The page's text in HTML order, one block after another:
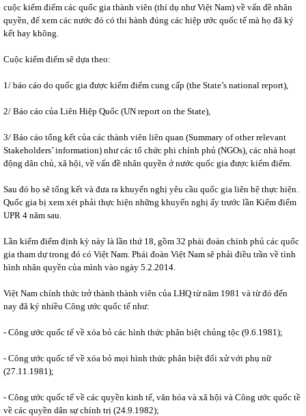
cuộc kiểm điểm các quốc gia thành viên (thí dụ như Việt Nam) về vấn đề nhân
quyền, để xem các nước đó có thi hành đúng các hiệp ước quốc tế mà họ đã ký
kết hay không.
Cuộc kiểm điểm sẽ dựa theo:
1/ báo cáo do quốc gia được kiểm điểm cung cấp (the State’s national report),
2/ Báo cáo của Liên Hiệp Quốc (UN report on the State),
3/ Báo cáo tổng kết của các thành viên liên quan (Summary of other relevant
Stakeholders’ information) như các tổ chức phi chính phủ (NGOs), các nhà hoạt
động dân chủ, xã hội, về vấn đề nhân quyền ở nước quốc gia được kiểm điểm.
Sau đó họ sẽ tổng kết và đưa ra khuyến nghị yêu cầu quốc gia liên hệ thực hiện.
Quốc gia bị xem xét phải thực hiện những khuyến nghị ấy trước lần Kiểm điểm
UPR 4 năm sau.
Lần kiểm điểm định kỳ này là lần thứ 18, gồm 32 phái đoàn chính phủ các quốc
gia tham dự trong đó có Việt Nam. Phái đoàn Việt Nam sẽ phải điều trần về tình
hình nhân quyền của mình vào ngày 5.2.2014.
Việt Nam chính thức trở thành thành viên của LHQ từ năm 1981 và từ đó đến
nay đã ký nhiều Công ước quốc tế như:
- Công ước quốc tế về xóa bỏ các hình thức phân biệt chủng tộc (9.6.1981);
- Công ước quốc tế về xóa bỏ mọi hình thức phân biệt đối xử với phụ nữ
(27.11.1981);
- Công ước quốc tế về các quyền kinh tế, văn hóa và xã hội và Công ước quốc tề
về các quyền dân sự chính trị (24.9.1982);